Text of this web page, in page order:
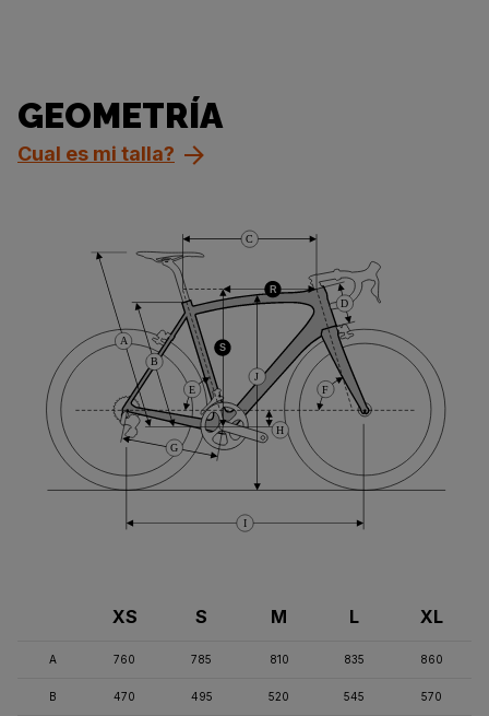
GEOMETRÍA
Cual es mi talla?
I
D
B
R
A
G
C
E
S
H
J
F
XS S M L XL
A 760 785 810 835 860
B 470 495 520 545 570